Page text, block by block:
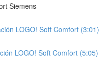
Siemens
LOGO! Soft Comfort (3:01)
LOGO! Soft Comfort (5:05)